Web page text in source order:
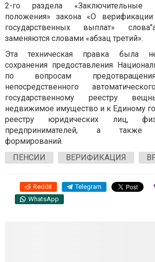
2-го раздела «Заключительные
положения» закона «О
государственных выплат»
заменяются словами «абзац третий».
Эта техническая правка была
сохранения предоставления
по вопросам
непосредственного
государственному реестру
недвижимое имущество и к Единому
реестру юридических лиц,
предпринимателей, а также
формирований.
ПЕНСИИ
ВЕРИФИКАЦИЯ
Reddit Telegram
WhatsApp